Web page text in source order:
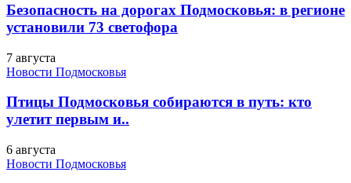
Безопасность на дорогах Подмосковья: в регионе
установили 73 светофора
7 августа
Новости Подмосковья
Птицы Подмосковья собираются в путь: кто
улетит первым и..
6 августа
Новости Подмосковья